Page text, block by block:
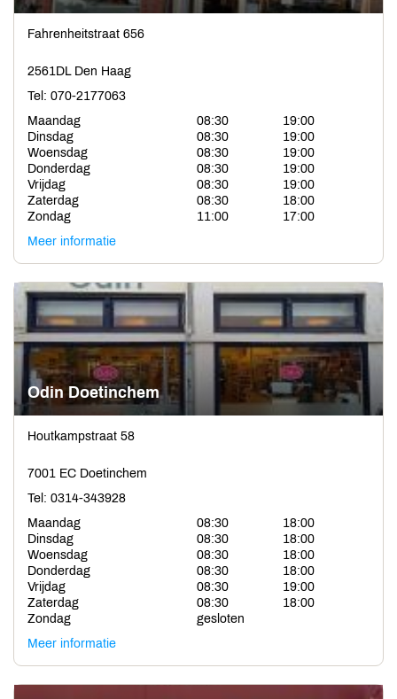
Fahrenheitstraat 656
2561DL Den Haag
Tel: 070-2177063
Maandag
08:30
19:00
Dinsdag
08:30
19:00
Woensdag
08:30
19:00
Donderdag
08:30
19:00
Vrijdag
08:30
19:00
Zaterdag
08:30
18:00
Zondag
11:00
17:00
Meer informatie
Odin Doetinchem
Houtkampstraat 58
7001 EC Doetinchem
Tel: 0314-343928
Maandag
08:30
18:00
Dinsdag
08:30
18:00
Woensdag
08:30
18:00
Donderdag
08:30
18:00
Vrijdag
08:30
19:00
Zaterdag
08:30
18:00
Zondag
gesloten
Meer informatie